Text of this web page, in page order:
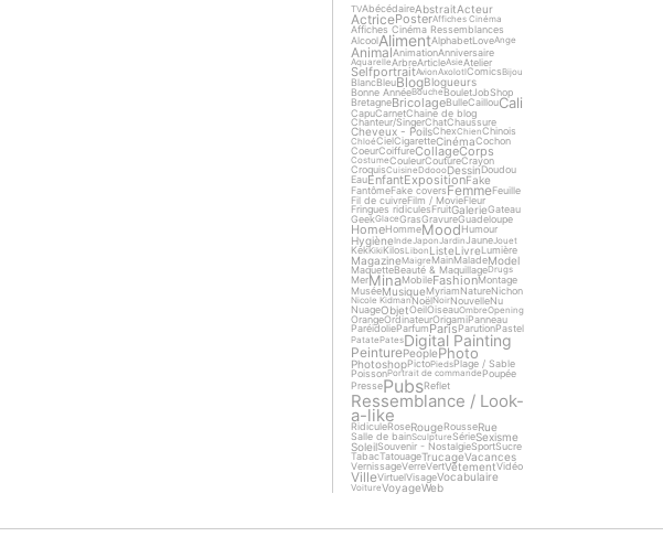
TVAbécédaireAbstraitActeur
ActricePosterAffiches Cinéma
Affiches Cinéma Ressemblances
AlcoolAlimentAlphabetLoveAnge
AnimalAnimationAnniversaire
AquarelleArbreArticleAsieAtelier
SelfportraitAvionAxolotlComicsBijou
BlancBleuBlogBlogueurs
Bonne AnnéeBoucheBouletJobShop
BretagneBricolageBulleCaillouCali
CapuCarnetChaine de blog
Chanteur/SingerChatChaussure
Cheveux - PoilsChexChienChinois
ChloéCielCigaretteCinémaCochon
CoeurCoiffureCollageCorps
CostumeCouleurCoutureCrayon
CroquisCuisineDdoooDessinDoudou
EauEnfantExpositionFake
FantômeFake coversFemmeFeuille
Fil de cuivreFilm / MovieFleur
Fringues ridiculesFruitGalerieGateau
GeekGlaceGrasGravureGuadeloupe
HomeHommeMoodHumour
HygièneInde Japon JardinJaune Jouet
KekKikiKilosLibon ListeLivreLumière
MagazineMaigre MainMaladeModel
MaquetteBeauté & MaquillageDrugs
MerMinaMobileFashionMontage
MuséeMusiqueMyriamNatureNichon
Nicole KidmanNoëlNoirNouvelleNu
NuageObjetOeilOiseauOmbreOpening
OrangeOrdinateurOrigamiPanneau
ParéidolieParfumParisParutionPastel
PatatePatesDigital Painting
PeinturePeoplePhoto
PhotoshopPictoPiedsPlage / Sable
PoissonPortrait de commande Poupée
PressePubsReflet
Ressemblance / Look-
a-like
RidiculeRoseRougeRousseRue
Salle de bainSculptureSérieSexisme
SoleilSouvenir - NostalgieSportSucre
TabacTatouageTrucageVacances
VernissageVerreVertVêtementVidéo
VilleVirtuelVisageVocabulaire
VoitureVoyageWeb